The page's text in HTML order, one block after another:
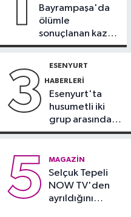
Güncel
Bayrampaşa'da
ölümle
sonuçlanan kaza:
Sürücü
3 ESENYURT
HABERLERI
Esenyurt'ta
husumetli iki
grup arasında
silahlı kavga
5 MAGAZIN
Selçuk Tepeli
NOW TV'den
ayrıldığını